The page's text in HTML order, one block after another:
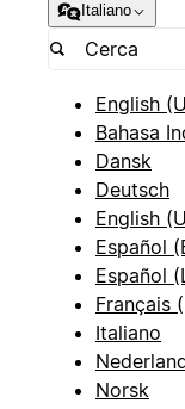
Italiano
English
Bahasa
Dansk
Deutsch
English
Español
Español
Français
Italiano
Norsk